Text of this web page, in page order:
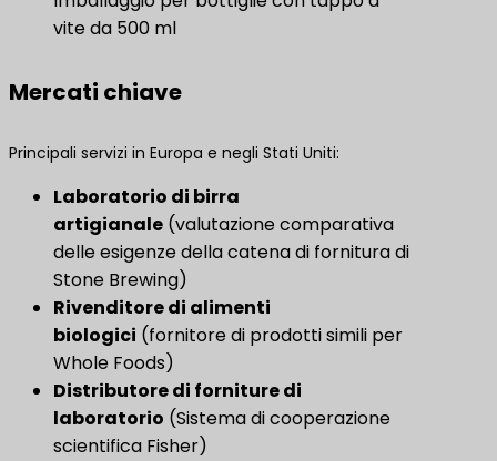
vite da 500 ml
Mercati chiave
Principali servizi in Europa e negli Stati Uniti:
Laboratorio di birra
artigianale (valutazione comparativa
delle esigenze della catena di fornitura di
Stone Brewing)
Rivenditore di alimenti
biologici (fornitore di prodotti simili per
Whole Foods)
Distributore di forniture di
laboratorio (Sistema di cooperazione
scientifica Fisher)